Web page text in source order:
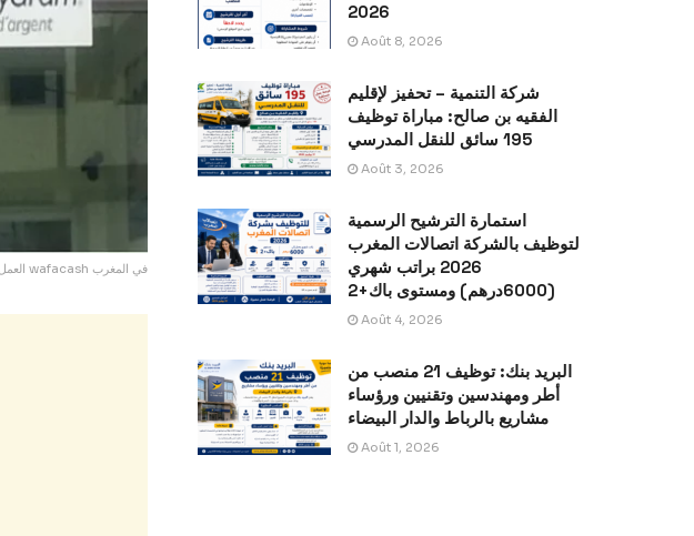
العمل في وفاكاش wafacash في المغرب
2026
Août 8, 2026
شركة التنمية – تحفيز لإقليم
الفقيه بن صالح: مباراة توظيف
195 سائق للنقل المدرسي
Août 3, 2026
استمارة الترشيح الرسمية
لتوظيف بالشركة اتصالات المغرب
2026 براتب شهري
(6000درهم) ومستوى باك+2
Août 4, 2026
البريد بنك: توظيف 21 منصب من
أطر ومهندسين وتقنيين ورؤساء
مشاريع بالرباط والدار البيضاء
Août 1, 2026